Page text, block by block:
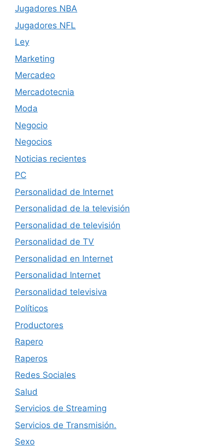
Jugadores NBA
Jugadores NFL
Ley
Marketing
Mercadeo
Mercadotecnia
Moda
Negocio
Negocios
Noticias recientes
PC
Personalidad de Internet
Personalidad de la televisión
Personalidad de televisión
Personalidad de TV
Personalidad en Internet
Personalidad Internet
Personalidad televisiva
Políticos
Productores
Rapero
Raperos
Redes Sociales
Salud
Servicios de Streaming
Servicios de Transmisión.
Sexo